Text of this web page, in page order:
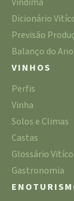
Dicionário
Previsão
Balanço do
VINHOS
Perfis
Vinha
Solos e Climas
Castas
Glossário
Gastronomia